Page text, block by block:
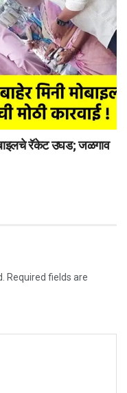
रॅकेट उघड; जळगाव
Required fields are